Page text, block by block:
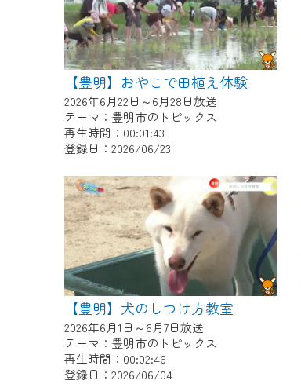
【豊明】おやこで田植え体験
2026年6月22日～6月28日放送
テーマ：豊明市のトピックス
再生時間：00:01:43
登録日：2026/06/23
【豊明】犬のしつけ方教室
2026年6月1日～6月7日放送
テーマ：豊明市のトピックス
再生時間：00:02:46
登録日：2026/06/04